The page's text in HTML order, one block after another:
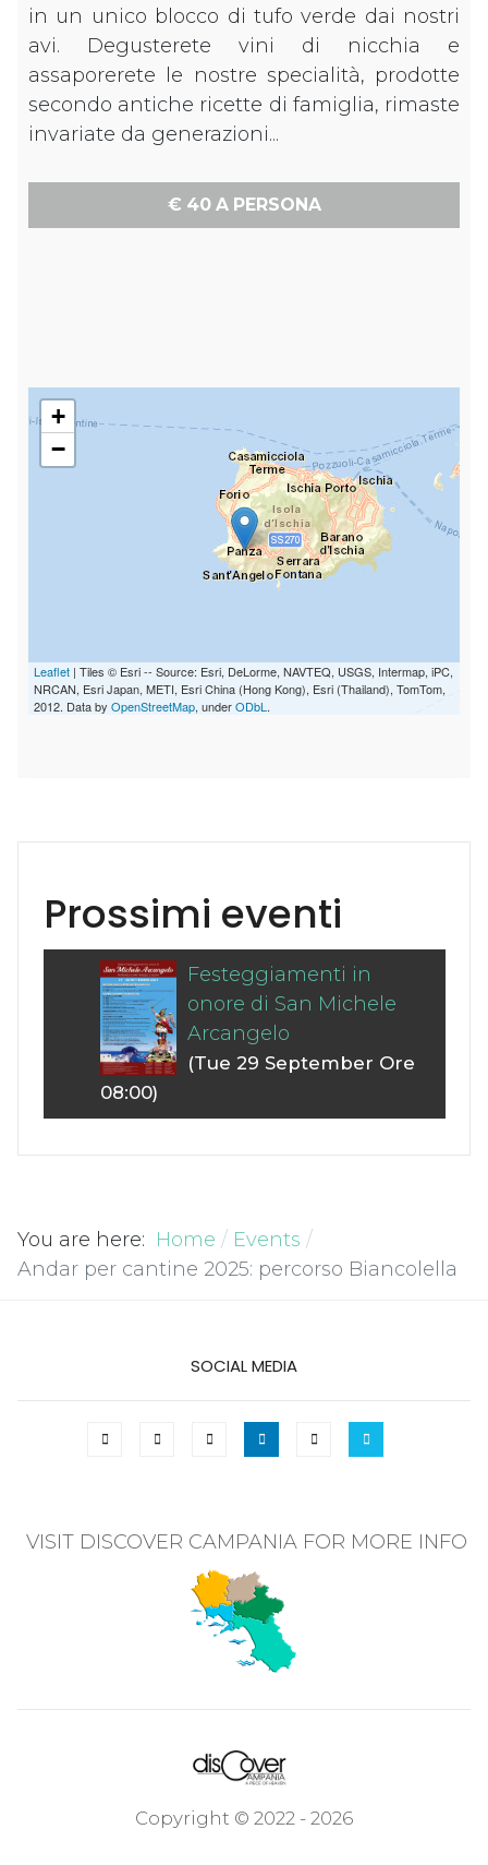
in un unico blocco di tufo verde dai nostri
avi. Degusterete vini di nicchia e
assaporerete le nostre specialità, prodotte
secondo antiche ricette di famiglia, rimaste
invariate da generazioni...
€ 40 A PERSONA
+
−
Leaflet | Tiles © Esri -- Source: Esri, DeLorme, NAVTEQ, USGS, Intermap, iPC,
NRCAN, Esri Japan, METI, Esri China (Hong Kong), Esri (Thailand), TomTom,
2012. Data by OpenStreetMap, underODbL .
Prossimi eventi
Festeggiamenti in
onore di San Michele
Arcangelo
(Tue 29 September Ore
08:00)
You are here: Home
Events
Andar per cantine 2025: percorso Biancolella
SOCIAL MEDIA
VISIT DISCOVER CAMPANIA FOR MORE INFO
Copyright © 2022 - 2026